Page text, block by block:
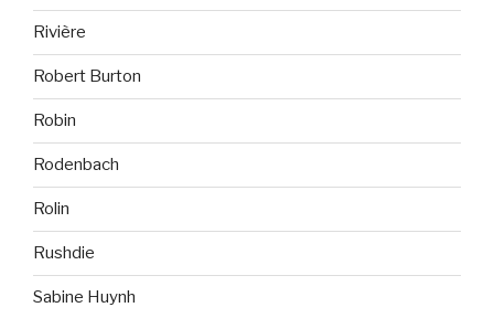
Rivière
Robert Burton
Robin
Rodenbach
Rolin
Rushdie
Sabine Huynh